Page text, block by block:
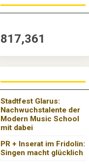
817,361
Stadtfest Glarus:
Nachwuchstalente der
Modern Music School
mit dabei
PR + Inserat im Fridolin:
Singen macht glücklich